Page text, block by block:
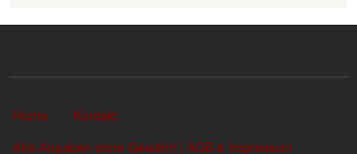
Sekundärlinks
Home
Kontakt
Alle Angaben ohne Gewähr! | AGB & Impressum